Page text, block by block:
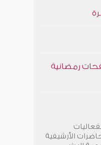
رمضانية
الأرشيفية